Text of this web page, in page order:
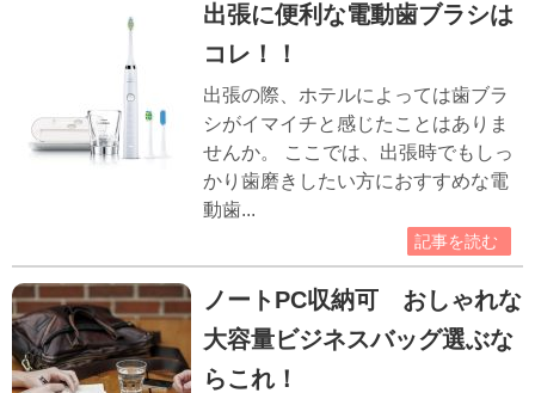
出張に便利な電動歯ブラシは
コレ！！
出張の際、ホテルによっては歯ブラ
シがイマイチと感じたことはありま
せんか。 ここでは、出張時でもしっ
かり歯磨きしたい方におすすめな電
動歯...
記事を読む
ノートPC収納可 おしゃれな
大容量ビジネスバッグ選ぶな
らこれ！